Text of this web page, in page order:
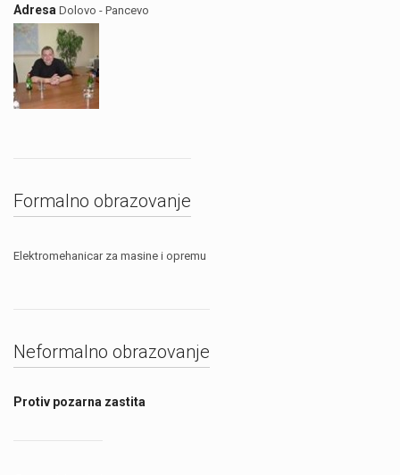
Adresa Dolovo - Pancevo
Formalno obrazovanje
Elektromehanicar za masine i opremu
Neformalno obrazovanje
Protiv pozarna zastita